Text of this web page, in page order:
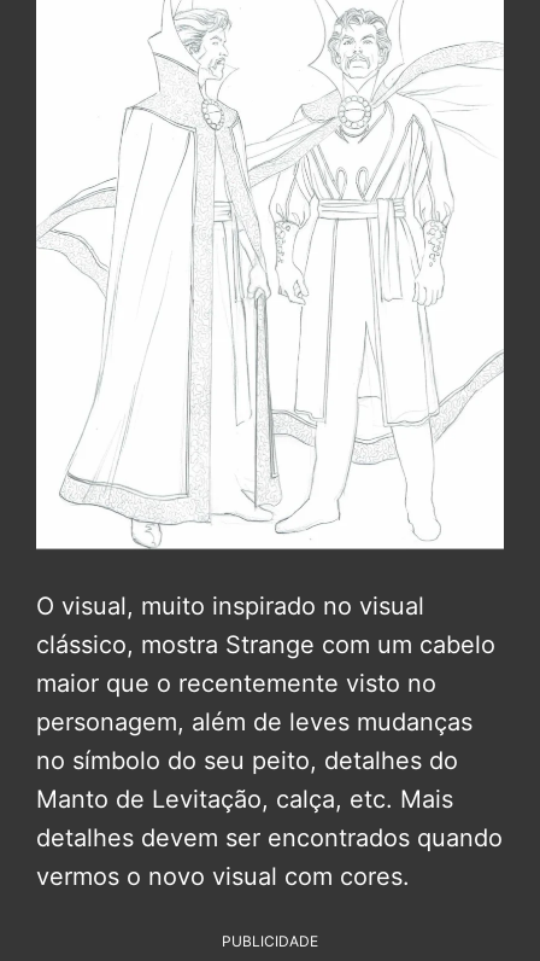
O visual, muito inspirado no visual
clássico, mostra Strange com um cabelo
maior que o recentemente visto no
personagem, além de leves mudanças
no símbolo do seu peito, detalhes do
Manto de Levitação, calça, etc. Mais
detalhes devem ser encontrados quando
vermos o novo visual com cores.
PUBLICIDADE